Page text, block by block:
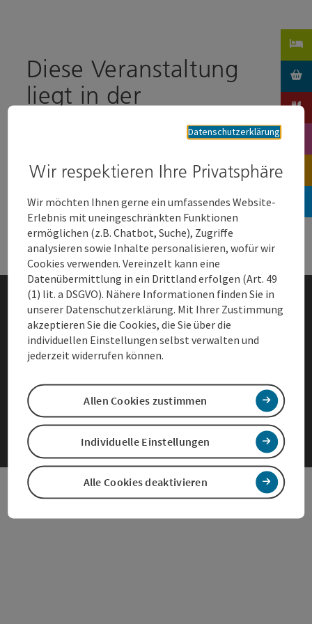
Diese Veranstaltung
liegt in der
Vergangenheit und wird
daher leider nicht mehr
angezeigt.
Datenschutz
Impressum
Datenschutzerklärung
Wir respektieren Ihre Privatsphäre
Wir möchten Ihnen gerne ein umfassendes Website-
Erlebnis mit uneingeschränkten Funktionen
ermöglichen (z.B. Chatbot, Suche), Zugriffe
analysieren sowie Inhalte personalisieren, wofür wir
Cookies verwenden. Vereinzelt kann eine
Datenübermittlung in ein Drittland erfolgen (Art. 49
(1) lit. a DSGVO). Nähere Informationen finden Sie in
unserer Datenschutzerklärung. Mit Ihrer Zustimmung
akzeptieren Sie die Cookies, die Sie über die
individuellen Einstellungen selbst verwalten und
jederzeit widerrufen können.
Alle Cookies deaktivieren
Individuelle Einstellungen
Allen Cookies zustimmen